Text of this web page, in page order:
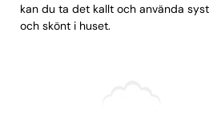
kan du ta det kallt och använda
och skönt i huset.